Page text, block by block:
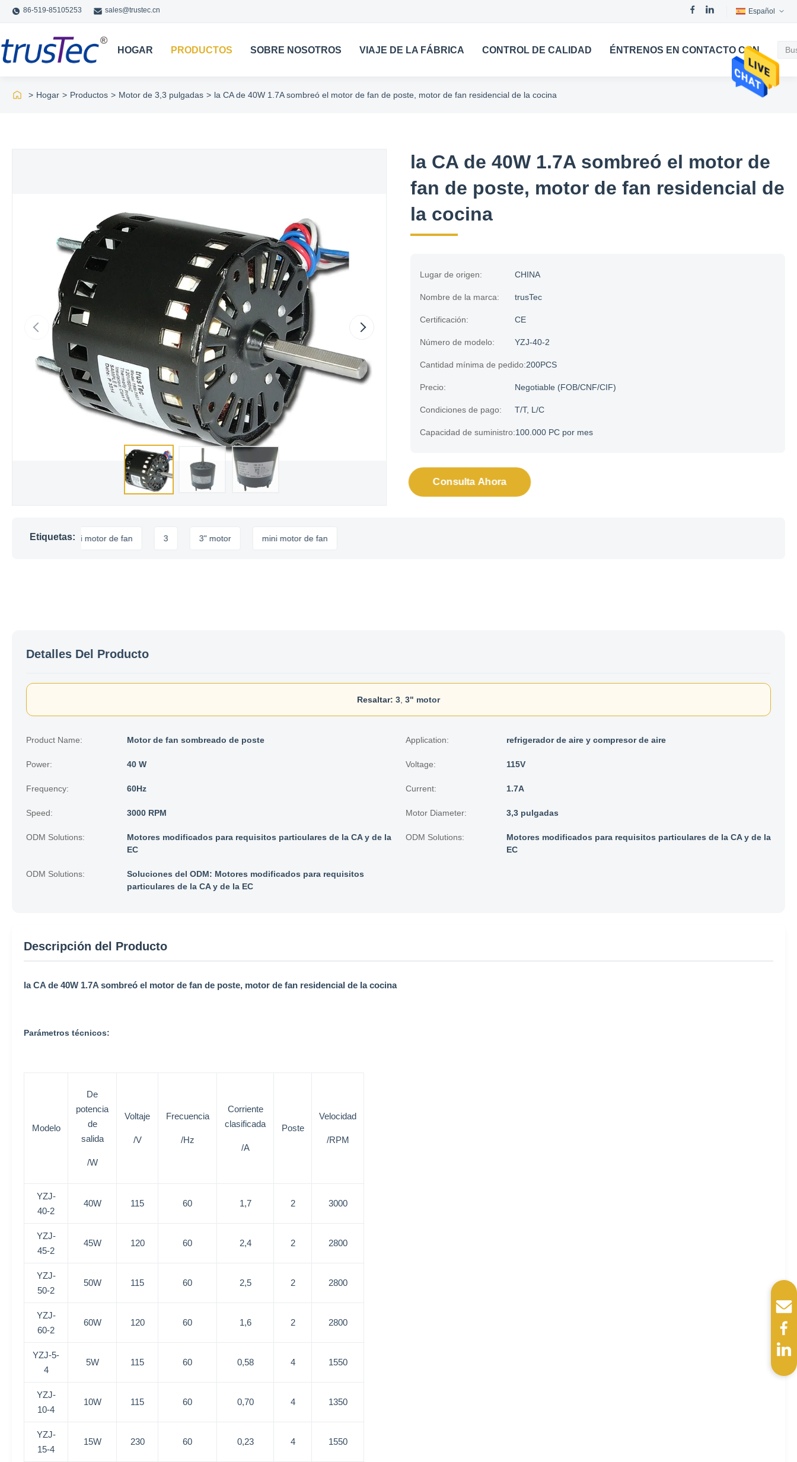
86-519-85105253 sales@trustec.cn Español
HOGAR PRODUCTOS SOBRE NOSOTROS VIAJE DE LA FÁBRICA CONTROL DE CALIDAD ÉNTRENOS EN CONTACTO CON
> Hogar > Productos > Motor de 3,3 pulgadas > la CA de 40W 1.7A sombreó el motor de fan de poste, motor de fan residencial de la cocina
la CA de 40W 1.7A sombreó el motor de
fan de poste, motor de fan residencial de
la cocina
Lugar de origen: CHINA
Nombre de la marca: trusTec
Certificación: CE
Número de modelo: YZJ-40-2
Cantidad mínima de pedido:200PCS
Precio: Negotiable (FOB/CNF/CIF)
Condiciones de pago: T/T, L/C
Capacidad de suministro:100.000 PC por mes
Consulta Ahora
Etiquetas:
mini motor de fan 3" motor mini motor de fan
Detalles Del Producto
Resaltar: 3 3" motor
Product Name: Motor de fan sombreado de poste Application: refrigerador de aire y compresor de aire
Power: 40 W Voltage: 115V
Frequency: 60Hz Current: 1.7A
Speed: 3000 RPM Motor Diameter: 3,3 pulgadas
ODM Solutions:
Motores modificados para requisitos particulares de la CA y de la
EC
ODM Solutions:
Motores modificados para requisitos particulares de la CA y de la
EC
ODM Solutions:
Soluciones del ODM: Motores modificados para requisitos
particulares de la CA y de la EC
Descripción del Producto
la CA de 40W 1.7A sombreó el motor de fan de poste, motor de fan residencial de la cocina
Parámetros técnicos:
Modelo
De
potencia
de
salida
/W
Voltaje
/V
Frecuencia
/Hz
Corriente
clasificada
/A
Poste
Velocidad
/RPM
YZJ-
40-2
40W 115 60 1,7 2 3000
YZJ-
45-2
45W 120 60 2,4 2 2800
YZJ-
50-2
50W 115 60 2,5 2 2800
YZJ-
60-2
60W 120 60 1,6 2 2800
YZJ-5-
4
5W 115 60 0,58 4 1550
YZJ-
10-4
10W 115 60 0,70 4 1350
YZJ-
15-4
15W 230 60 0,23 4 1550